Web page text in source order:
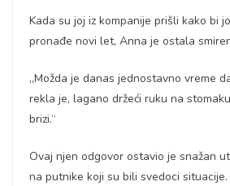
Kada su joj iz kompanije prišli kako bi
pronađe novi let, Anna je ostala
„Možda je danas jednostavno vreme
rekla je, lagano držeći ruku na
brizi.“
Ovaj njen odgovor ostavio je snažan
na putnike koji su bili svedoci situacije.